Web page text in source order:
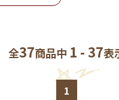
全37商品中 1 - 37表
1